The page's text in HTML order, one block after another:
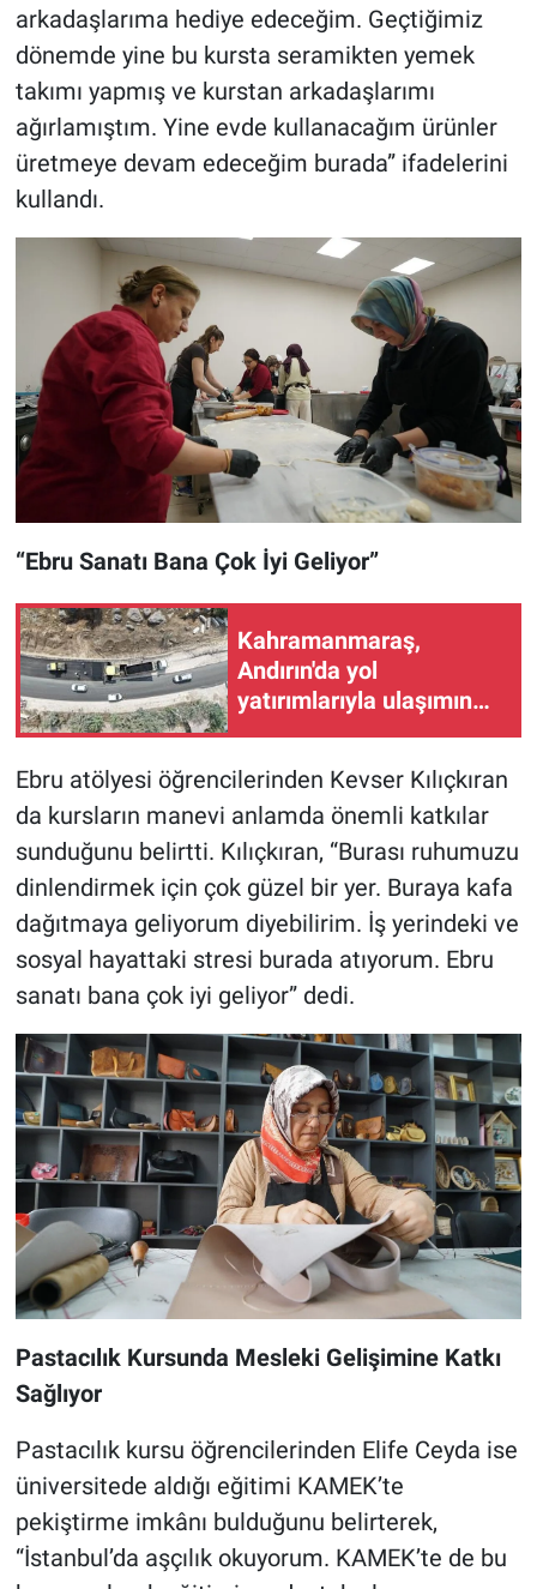
arkadaşlarıma hediye edeceğim. Geçtiğimiz
dönemde yine bu kursta seramikten yemek
takımı yapmış ve kurstan arkadaşlarımı
ağırlamıştım. Yine evde kullanacağım ürünler
üretmeye devam edeceğim burada” ifadelerini
kullandı.
“Ebru Sanatı Bana Çok İyi Geliyor”
Kahramanmaraş,
Andırın'da yol
yatırımlarıyla ulaşımın
Ebru atölyesi öğrencilerinden Kevser Kılıçkıran
da kursların manevi anlamda önemli katkılar
sunduğunu belirtti. Kılıçkıran, “Burası ruhumuzu
dinlendirmek için çok güzel bir yer. Buraya kafa
dağıtmaya geliyorum diyebilirim. İş yerindeki ve
sosyal hayattaki stresi burada atıyorum. Ebru
sanatı bana çok iyi geliyor” dedi.
Pastacılık Kursunda Mesleki Gelişimine Katkı
Sağlıyor
Pastacılık kursu öğrencilerinden Elife Ceyda ise
üniversitede aldığı eğitimi KAMEK’te
pekiştirme imkânı bulduğunu belirterek,
“İstanbul’da aşçılık okuyorum. KAMEK’te de bu